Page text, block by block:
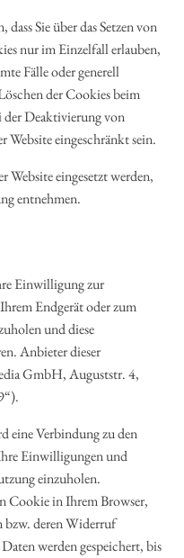
Sie über das Setzen von
nur im Einzelfall erlauben,
Fälle oder generell
der Cookies beim
der Deaktivierung von
eingeschränkt sein.
Website eingesetzt werden,
entnehmen.
Einwilligung zur
Endgerät oder zum
und diese
Anbieter dieser
GmbH, Auguststr. 4,
eine Verbindung zu den
Einwilligungen und
einzuholen.
Cookie in Ihrem Browser,
deren Widerruf
werden gespeichert, bis